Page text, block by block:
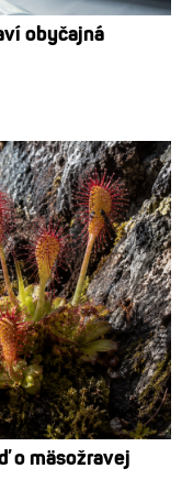
obyčajná
o mäsožravej